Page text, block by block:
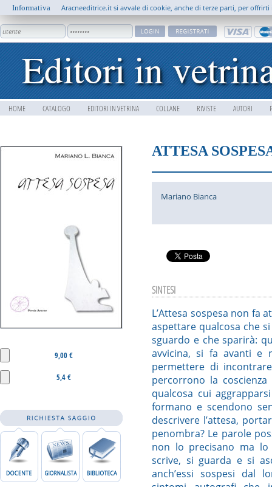
HOME CATALOGO EDITORI IN VETRINA COLLANE RIVISTE AUTORI
ATTESA
9,00 €
5,4 €
Mariano Bianca
SINTESI
L’Attesa sospesa non fa
aspettare qualcosa che
sguardo e che sparirà:
avvicina, si fa avanti e
permettere di
percorrono la
qualcosa cui
formano e scendono
descrivere l’attesa,
penombra? Le parole
non lo precisano ma lo
scrive, si guarda e si
anch’essi sospesi dal
Informativa Aracneeditrice.it si avvale di cookie, anche di terze parti, per